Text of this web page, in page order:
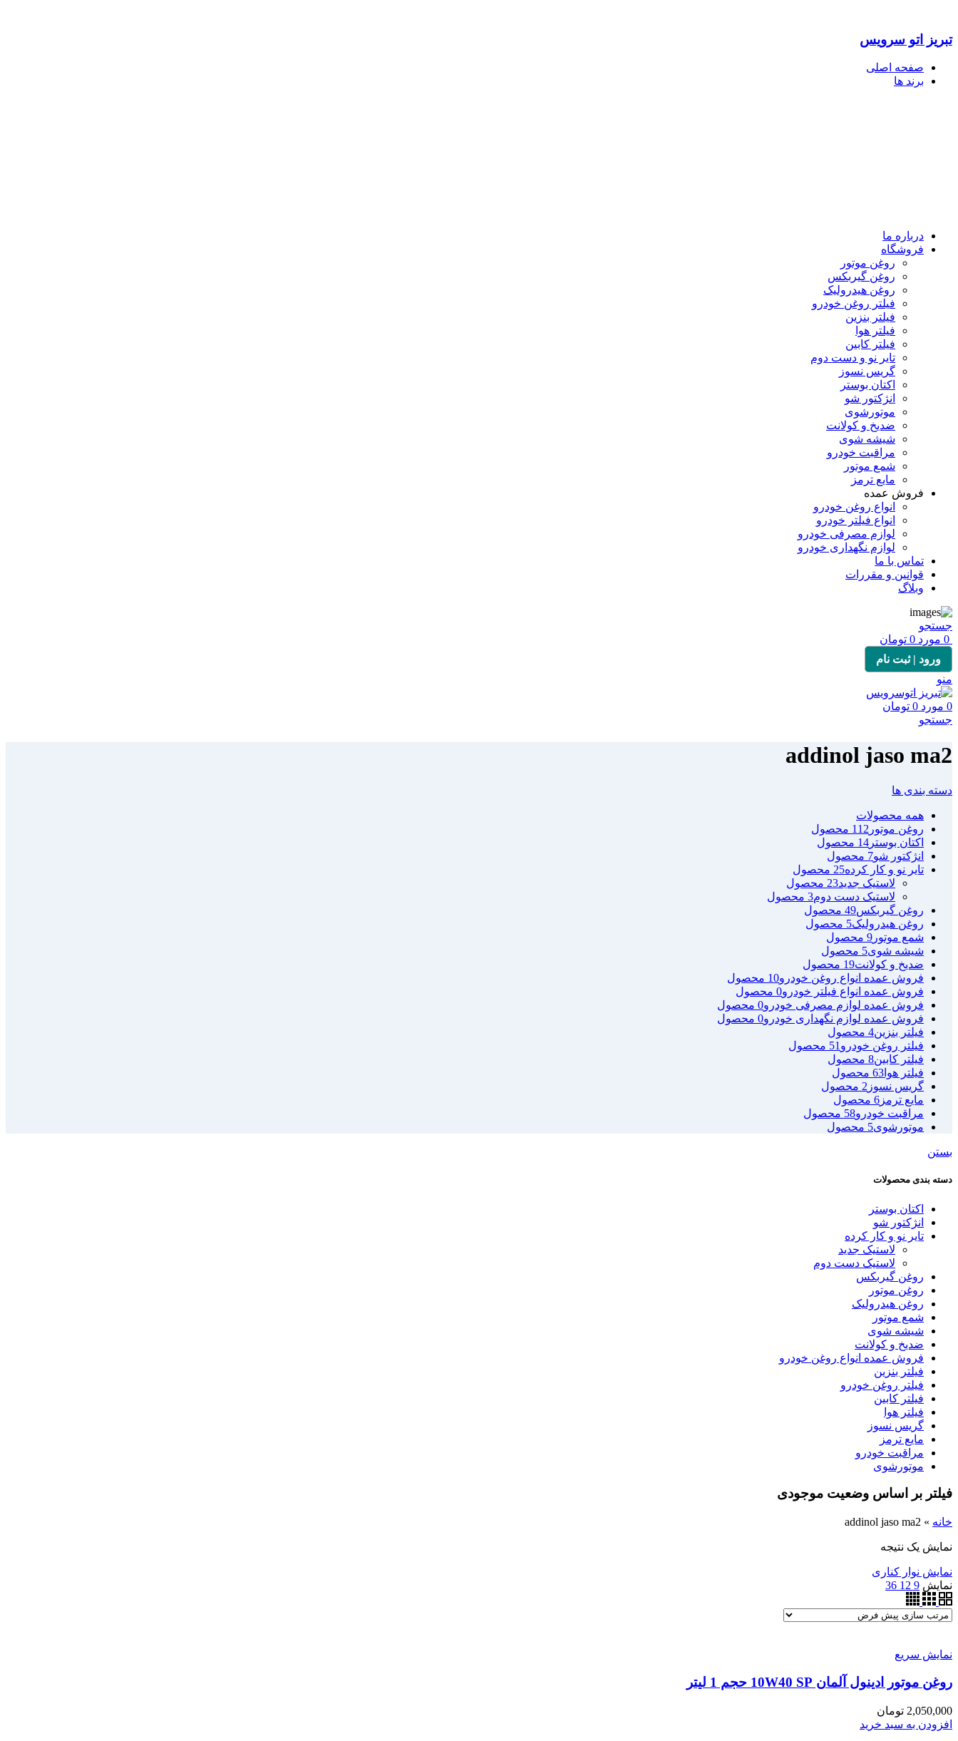
تبریز اتو سرویس
صفحه اصلی
برند ها
درباره ما
فروشگاه
روغن موتور
روغن گیربکس
روغن هیدرولیک
فیلتر روغن خودرو
فیلتر بنزین
فیلتر هوا
فیلتر کابین
تایر نو و دست دوم
گریس نسوز
اکتان بوستر
انژکتور شو
موتورشوی
ضدیخ و کولانت
شیشه شوی
مراقبت خودرو
شمع موتور
مایع ترمز
فروش عمده
انواع روغن خودرو
انواع فیلتر خودرو
لوازم مصرفی خودرو
لوازم نگهداری خودرو
تماس با ما
قوانین و مقررات
وبلاگ
جستجو
0 مورد 0 تومان
ورود | ثبت نام
منو
0 مورد 0 تومان
جستجو
addinol jaso ma2
دسته بندی ها
همه محصولات
روغن موتور 112 محصول
اکتان بوستر 14 محصول
انژکتور شو7 محصول
تایر نو و کار کرده25 محصول
لاستیک جدید23 محصول
لاستیک دست دوم3 محصول
روغن گیربکس49 محصول
روغن هیدرولیک5 محصول
شمع موتور 9 محصول
شیشه شوی5 محصول
ضدیخ و کولانت19 محصول
فروش عمده انواع روغن خودرو10 محصول
فروش عمده انواع فیلتر خودرو0 محصول
فروش عمده لوازم مصرفی خودرو0 محصول
فروش عمده لوازم نگهداری خودرو0 محصول
فیلتر بنزین4 محصول
فیلتر روغن خودرو 51 محصول
فیلتر کابین8 محصول
فیلتر هوا 63 محصول
گریس نسوز 2 محصول
مایع ترمز 6 محصول
مراقبت خودرو58 محصول
موتورشوی5 محصول
بستن
دسته بندی محصولات
اکتان بوستر
انژکتور شو
تایر نو و کار کرده
لاستیک جدید
لاستیک دست دوم
روغن گیربکس
روغن موتور
روغن هیدرولیک
شمع موتور
شیشه شوی
ضدیخ و کولانت
فروش عمده انواع روغن خودرو
فیلتر بنزین
فیلتر روغن خودرو
فیلتر کابین
فیلتر هوا
گریس نسوز
مایع ترمز
مراقبت خودرو
موتورشوی
فیلتر بر اساس وضعیت موجودی
خانه »
addinol jaso ma2
نمایش یک نتیجه
نمایش نوار کناری
نمایش 9
12
36
نمایش سریع
روغن موتور ادینول آلمان 10W40 SP حجم 1 لیتر
2,050,000 تومان
افزودن به سبد خرید